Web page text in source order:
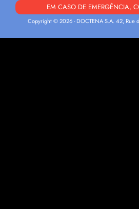
EM CASO DE EMERGÊNCIA,
Copyright © 2026 - DOCTENA S.A. 42, Rue